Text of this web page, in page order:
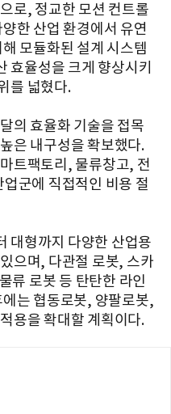
로, 정교한 모션 컨트롤
한 산업 환경에서 유연
모듈화된 설계 시스템
효율성을 크게 향상시키
를 넓혔다.
의 효율화 기술을 접목
은 내구성을 확보했다.
트팩토리, 물류창고, 전
군에 직접적인 비용 절
대형까지 다양한 산업용
으며, 다관절 로봇, 스카
류 로봇 등 탄탄한 라인
는 협동로봇, 양팔로봇,
용을 확대할 계획이다.